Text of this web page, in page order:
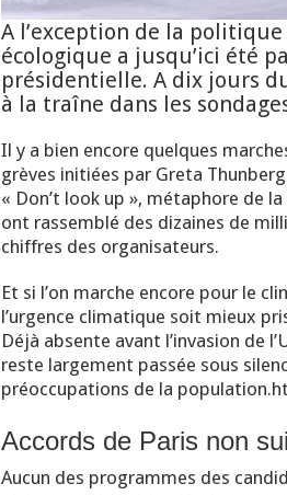
A l’exception de la
écologique a jusqu’ici été
présidentielle. A dix jours
à la traîne dans les
Il y a bien encore quelques
grèves initiées par Greta
« Don’t look up », métaphore de
ont rassemblé des dizaines de
chiffres des organisateurs.
Et si l’on marche encore pour le
l’urgence climatique soit mieux
Déjà absente avant l’invasion de
reste largement passée sous
préoccupations de la
Accords de Paris non
Aucun des programmes des